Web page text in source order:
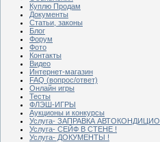
Куплю Продам
Документы
Статьи, законы
Блог
Форум
Фото
Контакты
Видео
Интернет-магазин
FAQ (вопрос/ответ)
Онлайн игры
Тесты
ФЛЭШ-ИГРЫ
Аукционы и конкурсы
Услуга- ЗАПРАВКА
Услуга- СЕЙФ В СТЕНЕ !
Услуга- ДОКУМЕНТЫ !